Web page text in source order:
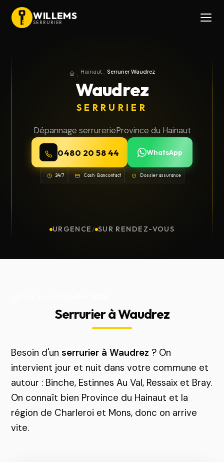
WILLEMS
SERRURIER
AccueilProvince du Hainaut
Hainaut Serrurier Waudrez
Waudrez
SERRURIER
Dépannage serrurerieProvince du Hainaut
0480 20 58 44 WhatsApp
24/7 Cash · Bancontact Dossier assurance
URGENCE / SUR RENDEZ-VOUS
Serrurier à Waudrez
Besoin d'unserrurier à Waudrez ? On
intervient jour et nuit dans votre commune et
autour : Binche, Estinnes Au Val, Ressaix et Bray.
On connaît bien Province du Hainaut et la
région de Charleroi et Mons, donc on arrive
vite.